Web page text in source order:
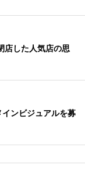
した人気店の思
インビジュアルを募